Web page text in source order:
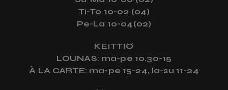
Ti-To 10-02 (04)
Pe-La 10-04(02)
KEITTIÖ
LOUNAS: ma-pe 10.30-15
À LA CARTE: ma-pe 15-24, la-su 11-24